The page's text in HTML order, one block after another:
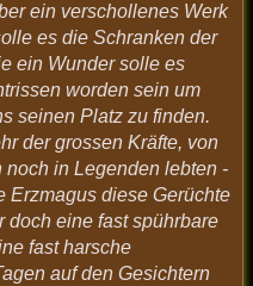
ein verschollenes Werk
es die Schranken der
ein Wunder solle es
worden sein um
seinen Platz zu finden.
der grossen Kräfte, von
in Legenden lebten -
Erzmagus diese Gerüchte
doch eine fast spührbare
fast harsche
auf den Gesichtern